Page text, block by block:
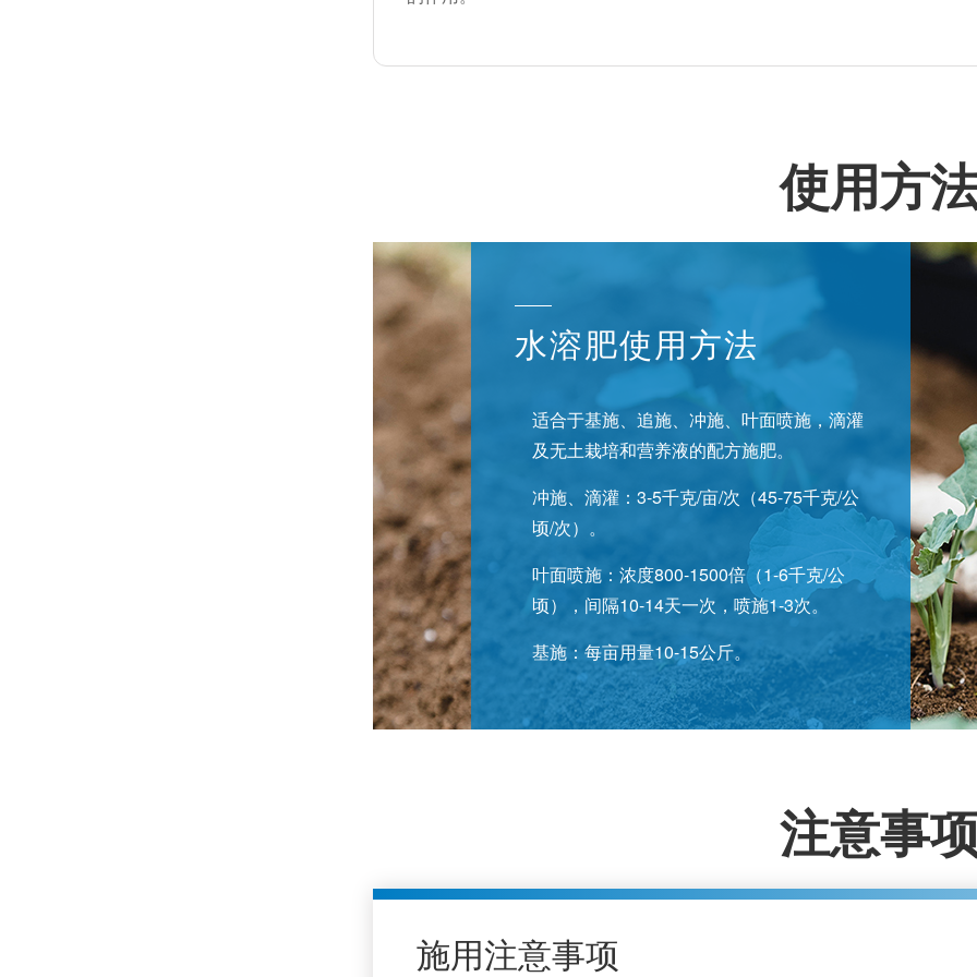
使用方
水溶肥使用方法
适合于基施、追施、冲施、叶面喷施，滴灌
及无土栽培和营养液的配方施肥。
冲施、滴灌：3-5千克/亩/次（45-75千克/公
顷/次）。
叶面喷施：浓度800-1500倍（1-6千克/公
顷），间隔10-14天一次，喷施1-3次。
基施：每亩用量10-15公斤。
注意事
施用注意事项